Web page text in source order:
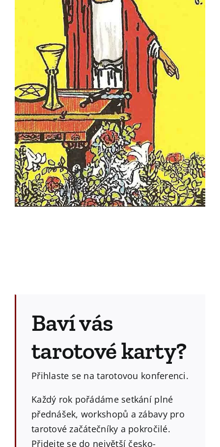
Baví vás
tarotové karty?
Přihlaste se na tarotovou konferenci.
Každý rok pořádáme setkání plné
přednášek, workshopů a zábavy pro
tarotové začátečníky a pokročilé.
Přidejte se do největší česko-